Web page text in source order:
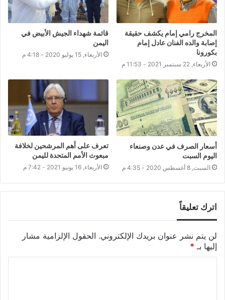
المخرج رامي إمام يكشف حقيقة
إصابة والده الفنان عادل إمام
بكورونا
الأربعاء, 22 سبتمبر 2021 - 11:53 م
قائمة شهداء الجيش الأبيض في
اليمن
الأربعاء, 15 يوليو 2020 - 4:18 م
أسعار الصرف في عدن وصنعاء
اليوم السبت
السبت, 8 أغسطس 2020 - 4:35 م
تعرف على أهم المرشحين لخلافة
مبعوث الأمم المتحدة لليمن
الأربعاء, 16 يونيو 2021 - 7:42 م
اترك تعليقاً
لن يتم نشر عنوان بريدك الإلكتروني. الحقول الإلزامية مشار
إليها بـ *